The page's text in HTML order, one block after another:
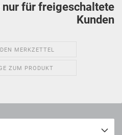
nur für freigeschaltete
Kunden
MERKZETTEL
ZUM PRODUKT